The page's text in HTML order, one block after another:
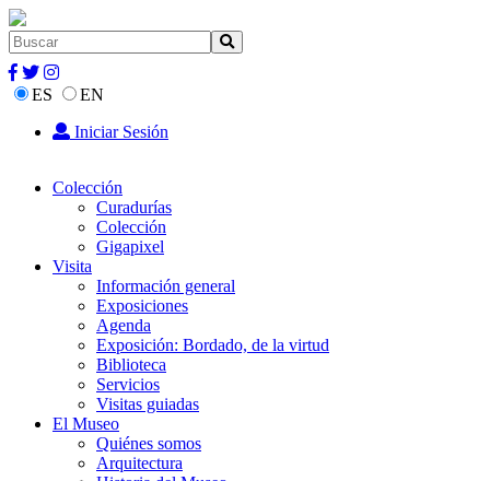
ES
EN
Iniciar Sesión
Colección
Curadurías
Colección
Gigapixel
Visita
Información general
Exposiciones
Agenda
Exposición: Bordado, de la virtud
Biblioteca
Servicios
Visitas guiadas
El Museo
Quiénes somos
Arquitectura